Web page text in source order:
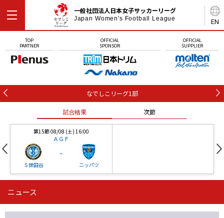
EN
一般社団法人日本女子サッカーリーグ
Japan Women's Football League
TOP
PARTNER
OFFICIAL
SPONSOR
OFFICIAL
SUPPLIER
なでしこリーグ1部
試合結果 次節
第15節 08/08 (土) 16:00
ＡＧＦ
Ｓ世田谷
-
ニッパツ
第16節 09/05 (土) 15:00
ニッパツ 石人の星
ニュース